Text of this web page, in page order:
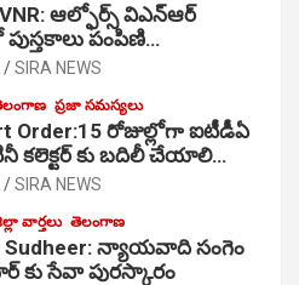
ఆల్ఫోర్స్ విఎన్ఆర్
పంపిణి…
SIRA NEWS
ప్రజా సమస్యలు
Order:15 రోజుల్లోగా ఐటీడీఏ
కలెక్టర్ కు బదిలీ చేయాలి…
SIRA NEWS
వార్తలు తెలంగాణ
Sudheer: న్యాయవాది సంగెం
కు సేవా పురస్కారం